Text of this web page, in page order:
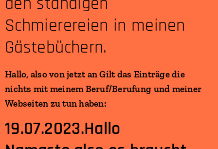
Schmierereien in meinen
Gästebüchern.
Hallo, also von jetzt an Gilt das Einträge die
nichts mit meinem Beruf/Berufung und meiner
Webseiten zu tun haben:
19.07.2023.Hallo